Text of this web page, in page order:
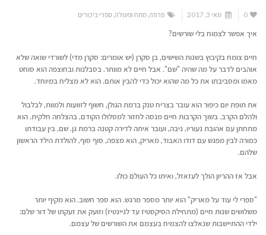
0 מאי 3, 2017 פרוזה ,מתח ופעולה ספרי ביכורים
איך אפשר לצמוח בלי שורשים?
חיים צומח בקיבוץ בשנות השישים, בן סקרן (יש אומרים: סקרן מדי) לשורדי שואה שלא
אוהבים לדבר על מה שהיה "שם". אבל חיים לא מוותר. בסבלנות ובחוצפה הוא סוחט
מאמו ומסביבתו את כל מה שהוא יכול כדי להבין אותם. הוא לא מצליח במיוחד.
את תופת יום כיפור הוא עובר בצריח טנק ברמת הגולן, חשוף לזוועות ולמוות, לבלבול
ולהלם הקרב. בשוך הקרבות חיים מנסה לחזור למסלולו הקודם, בהצלחה חלקית. הוא
מתחתן עם אהובת נעוריו, ניבה, ועובר איתה לדירה קטנה ברמת גן. שם, בין עבודתו
כמורה לבין מפגש עם דודו האבוד, מאריק, הוא מצפה, סוף סוף, להולדת הילד הראשון
שלהם.
אבל אז ההריון הולך לעזאזל, ואיתו כל העולם כולו.
"ספרי לי עוד על מאריק" הוא יותר מספר מרגש. הוא ספר חשוב. הוא מקיף יותר
משלושים שנות חיים (מתחילת הסיקסטיז עד לניינטיז) וזועק את זעקתו של דור שלם:
ילדי ההתיישבות שנאלצו להצמיח בעצמם את השורשים של עצמם.